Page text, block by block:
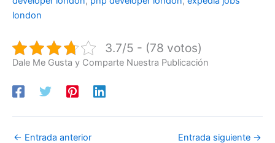
london
3.7/5 - (78 votos)
Dale Me Gusta y Comparte Nuestra Publicación
← Entrada anterior Entrada siguiente →